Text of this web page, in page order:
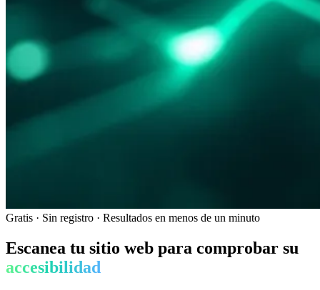
Gratis · Sin registro · Resultados en menos de un minuto
Escanea tu sitio web para comprobar su
accesibilidad